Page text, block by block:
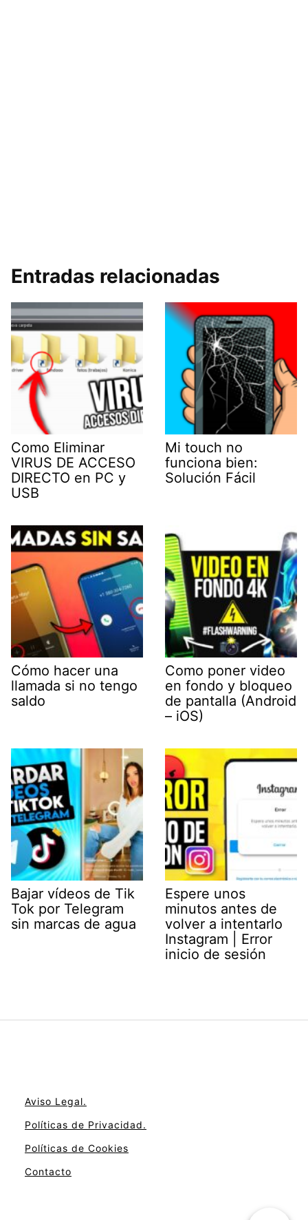
Entradas relacionadas
Como Eliminar
VIRUS DE ACCESO
DIRECTO en PC y
USB
Mi touch no
funciona bien:
Solución Fácil
Cómo hacer una
llamada si no tengo
saldo
Como poner video
en fondo y bloqueo
de pantalla (Android
– iOS)
Bajar vídeos de Tik
Tok por Telegram
sin marcas de agua
Espere unos
minutos antes de
volver a intentarlo
Instagram | Error
inicio de sesión
Aviso Legal.
Políticas de Privacidad.
Políticas de Cookies
Contacto